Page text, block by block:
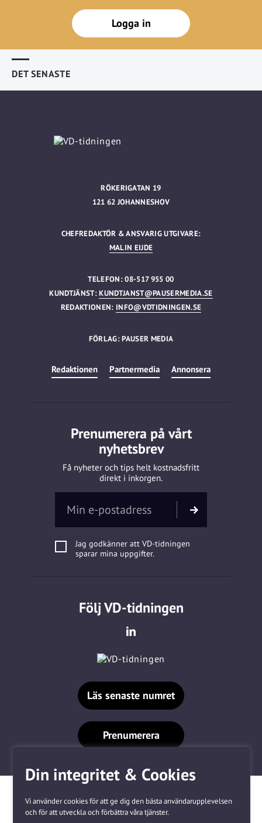
Din integritet & Cookies
Vi använder cookies för att ge dig den bästa användarupplevelsen
och för att utveckla och förbättra våra tjänster.
Logga in
DET SENASTE
RÖKERIGATAN 19
121 62 JOHANNESHOV
CHEFREDAKTÖR & ANSVARIG UTGIVARE:
MALIN EIJDE
TELEFON: 08-517 955 00
KUNDTJÄNST:KUNDTJANST@PAUSERMEDIA.SE
REDAKTIONEN: INFO@VDTIDNINGEN.SE
FÖRLAG: PAUSER MEDIA
Redaktionen Partnermedia Annonsera
Prenumerera på vårt
nyhetsbrev
Få nyheter och tips helt kostnadsfritt
direkt i inkorgen.
Jag godkänner att VD-tidningen
sparar mina uppgifter.
Följ VD-tidningen
Läs senaste numret
Prenumerera